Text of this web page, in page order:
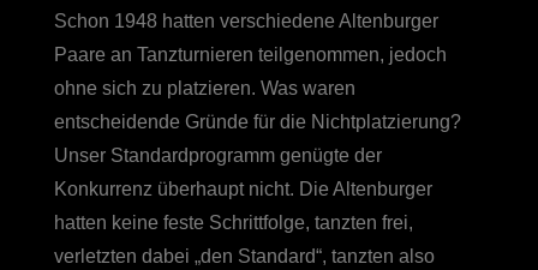
Schon 1948 hatten verschiedene Altenburger
Paare an Tanzturnieren teilgenommen, jedoch
ohne sich zu platzieren. Was waren
entscheidende Gründe für die Nichtplatzierung?
Unser Standardprogramm genügte der
Konkurrenz überhaupt nicht. Die Altenburger
hatten keine feste Schrittfolge, tanzten frei,
verletzten dabei „den Standard“, tanzten also